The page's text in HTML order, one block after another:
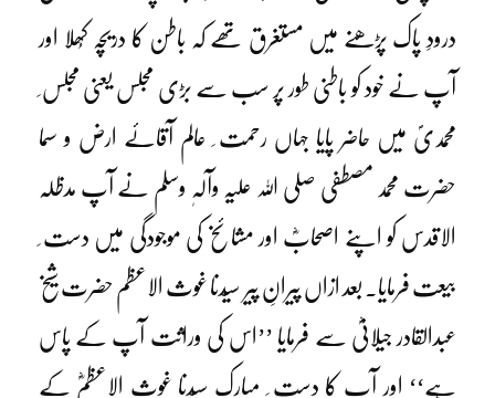
درودِ پاک پڑھنے میں مستغرق تھے کہ باطن کا دریچہ کُھلا اور
آپ نے خود کو باطنی طور پر سب سے بڑی مجلس یعنی مجلس ِ
محمدیؐ میں حاضر پایا جہاں رحمت ِ عالم آقائے ارض و سما
حضرت محمد مصطفی صلی اللہ علیہ وآلہٖ وسلم نے آپ مدظلہ
الاقدس کو اپنے اصحابؓ اور مشائخ کی موجودگی میں دست ِ
بیعت فرمایا۔ بعد ازاں پیرانِ پیر سیّدنا غوث الاعظم حضرت شیخ
عبدالقادر جیلانیؓ سے فرمایا ’’اس کی وراثت آپ کے پاس
ہے‘‘ اور آپ کا دست ِ مبارک سیّدنا غوث الاعظمؓ کے